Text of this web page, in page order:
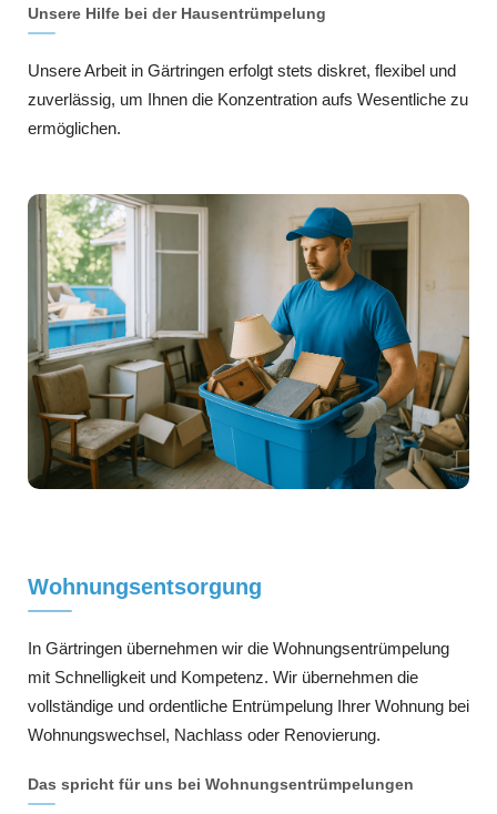
Unsere Hilfe bei der Hausentrümpelung
Unsere Arbeit in Gärtringen erfolgt stets diskret, flexibel und
zuverlässig, um Ihnen die Konzentration aufs Wesentliche zu
ermöglichen.
Wohnungsentsorgung
In Gärtringen übernehmen wir die Wohnungsentrümpelung
mit Schnelligkeit und Kompetenz. Wir übernehmen die
vollständige und ordentliche Entrümpelung Ihrer Wohnung bei
Wohnungswechsel, Nachlass oder Renovierung.
Das spricht für uns bei Wohnungsentrümpelungen